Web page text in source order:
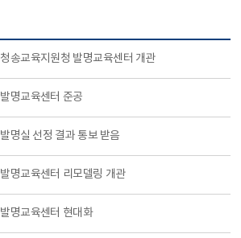
청송교육지원청 발명교육센터 개관
발명교육센터 준공
발명실 선정 결과 통보 받음
발명교육센터 리모델링 개관
발명교육센터 현대화